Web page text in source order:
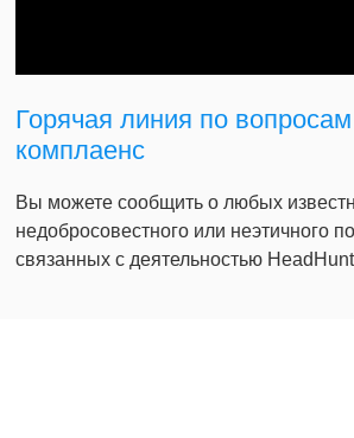
Горячая линия по вопросам
комплаенс
Вы можете сообщить о любых
недобросовестного или неэтичного
связанных с деятельностью